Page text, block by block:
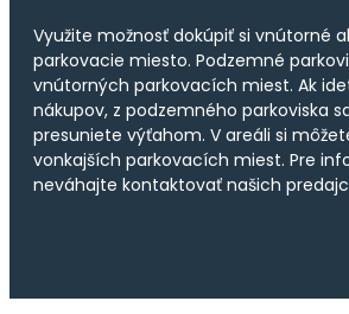
Využite možnosť dokúpiť si vnútorné
parkovacie miesto. Podzemné
vnútorných parkovacích miest. Ak
nákupov, z podzemného parkoviska
presuniete výťahom. V areáli si
vonkajších parkovacích miest. Pre
neváhajte kontaktovať našich